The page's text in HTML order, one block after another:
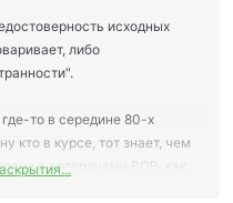
исходных
либо
то в середине 80-х
кто в курсе, тот знает, чем
с ветеранами ВОВ, как